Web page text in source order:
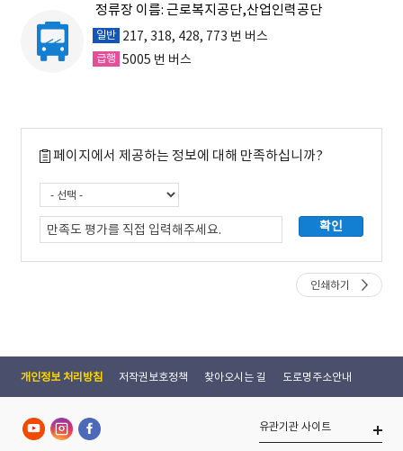
정류장 이름: 근로복지공단,산업인력공단
217, 318, 428, 773 번 버스
5005 번 버스
페이지에서 제공하는 정보에 대해 만족하십니까?
인쇄하기
개인정보 처리방침 저작권보호정책 찾아오시는 길 도로명주소안내
유관기관 사이트